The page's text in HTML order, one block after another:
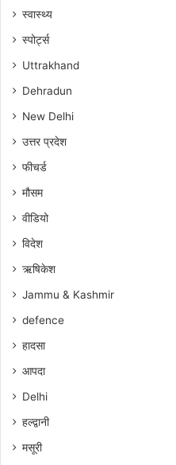
स्वास्थ्य
स्पोर्ट्स
Uttrakhand
Dehradun
New Delhi
उत्तर प्रदेश
फीचर्ड
मौसम
वीडियो
विदेश
ऋषिकेश
Jammu & Kashmir
defence
हादसा
आपदा
Delhi
हल्द्वानी
मसूरी